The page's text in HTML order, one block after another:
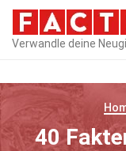
Verwandle deine
40